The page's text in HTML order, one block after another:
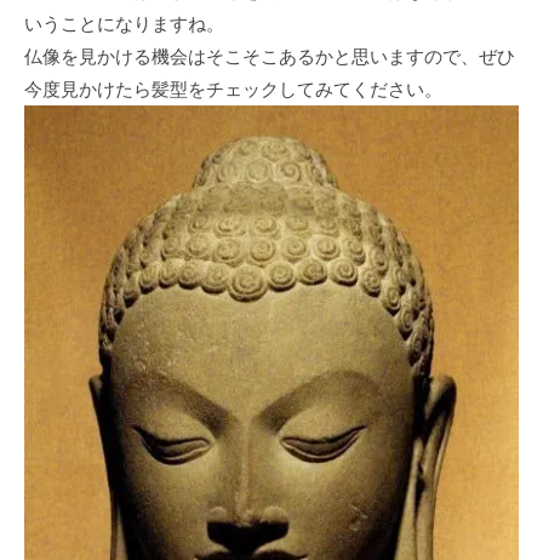
いうことになりますね。
仏像を見かける機会はそこそこあるかと思いますので、ぜひ
今度見かけたら髪型をチェックしてみてください。